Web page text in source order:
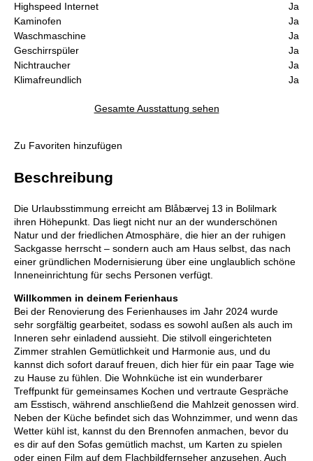
Highspeed Internet
Ja
Kaminofen
Ja
Waschmaschine
Ja
Geschirrspüler
Ja
Nichtraucher
Ja
Klimafreundlich
Ja
Gesamte Ausstattung sehen
Zu Favoriten hinzufügen
Beschreibung
Die Urlaubsstimmung erreicht am Blåbærvej 13 in Bolilmark
ihren Höhepunkt. Das liegt nicht nur an der wunderschönen
Natur und der friedlichen Atmosphäre, die hier an der ruhigen
Sackgasse herrscht – sondern auch am Haus selbst, das nach
einer gründlichen Modernisierung über eine unglaublich schöne
Inneneinrichtung für sechs Personen verfügt.
Willkommen in deinem Ferienhaus
Bei der Renovierung des Ferienhauses im Jahr 2024 wurde
sehr sorgfältig gearbeitet, sodass es sowohl außen als auch im
Inneren sehr einladend aussieht. Die stilvoll eingerichteten
Zimmer strahlen Gemütlichkeit und Harmonie aus, und du
kannst dich sofort darauf freuen, dich hier für ein paar Tage wie
zu Hause zu fühlen. Die Wohnküche ist ein wunderbarer
Treffpunkt für gemeinsames Kochen und vertraute Gespräche
am Esstisch, während anschließend die Mahlzeit genossen wird.
Neben der Küche befindet sich das Wohnzimmer, und wenn das
Wetter kühl ist, kannst du den Brennofen anmachen, bevor du
es dir auf den Sofas gemütlich machst, um Karten zu spielen
oder einen Film auf dem Flachbildfernseher anzusehen. Auch